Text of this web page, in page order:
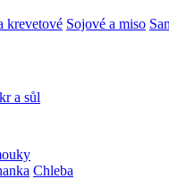
krevetové Sojové a miso
a sůl
Chleba